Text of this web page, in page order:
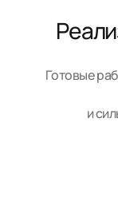
Готовые
и